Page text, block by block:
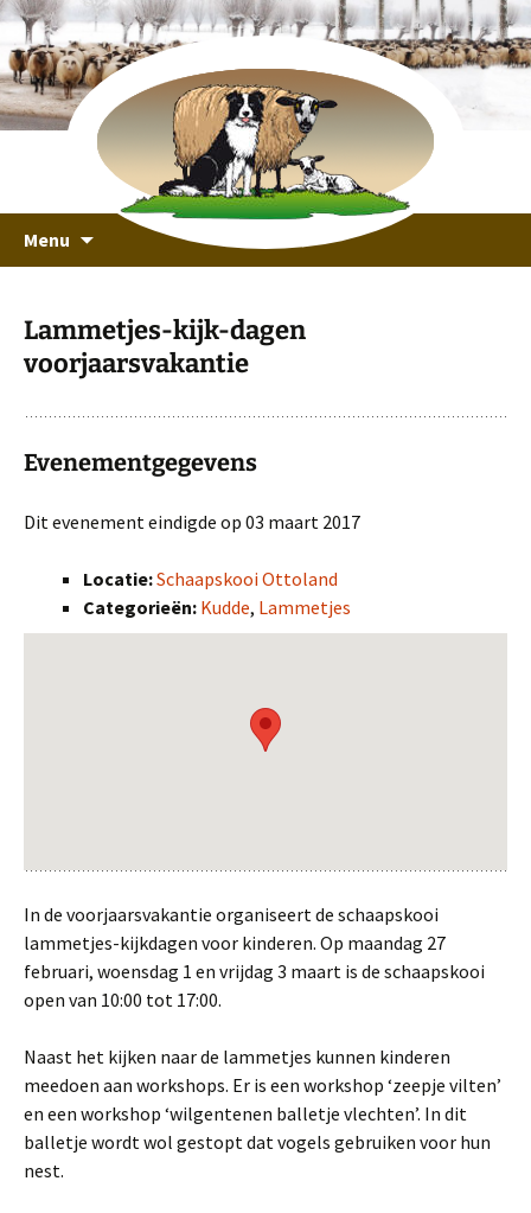
Schaapskooi Ottoland
recreeren in een unieke omgeving
Menu
Lammetjes-kijk-dagen
voorjaarsvakantie
Evenementgegevens
Dit evenement eindigde op 03 maart 2017
Locatie:Schaapskooi Ottoland
Categorieën: Kudde, Lammetjes
In de voorjaarsvakantie organiseert de schaapskooi
lammetjes-kijkdagen voor kinderen. Op maandag 27
februari, woensdag 1 en vrijdag 3 maart is de schaapskooi
open van 10:00 tot 17:00.
Naast het kijken naar de lammetjes kunnen kinderen
meedoen aan workshops. Er is een workshop ‘zeepje vilten’
en een workshop ‘wilgentenen balletje vlechten’. In dit
balletje wordt wol gestopt dat vogels gebruiken voor hun
nest.